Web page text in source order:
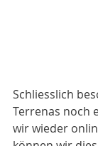
Schliesslich
Terrenas noch
wir wieder